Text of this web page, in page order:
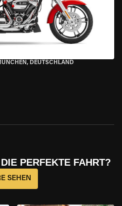
DEUTSCHLAND
PERFEKTE FAHRT?
SEHEN